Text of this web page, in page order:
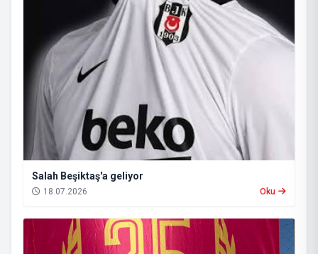
Salah Beşiktaş'a geliyor
18.07.2026 Oku